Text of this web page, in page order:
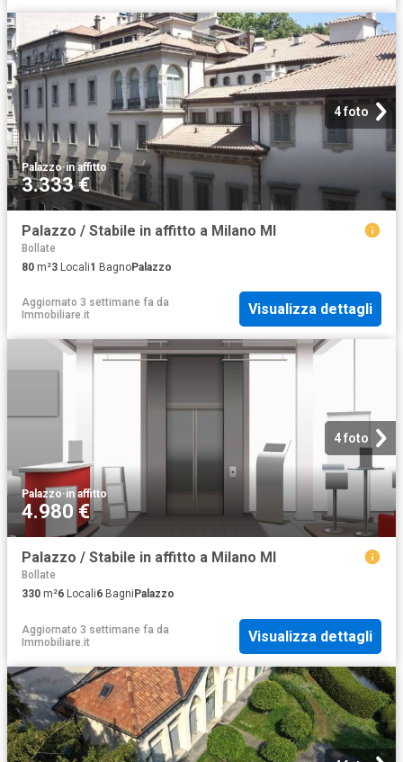
4 foto
Palazzo·in affitto
3.333 €
Palazzo / Stabile in affitto a Milano MI
Bollate
80 m²3 Locali1 BagnoPalazzo
Aggiornato 3 settimane fa da
Immobiliare.it
Visualizza dettagli
4 foto
Palazzo·in affitto
4.980 €
Palazzo / Stabile in affitto a Milano MI
Bollate
330 m²6 Locali6 Bagni Palazzo
Aggiornato 3 settimane fa da
Immobiliare.it
Visualizza dettagli